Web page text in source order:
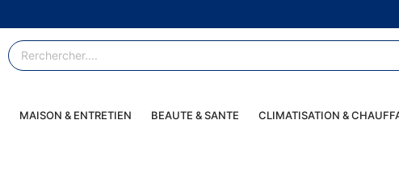
MAISON & ENTRETIEN BEAUTE & SANTE CLIMATISATION &